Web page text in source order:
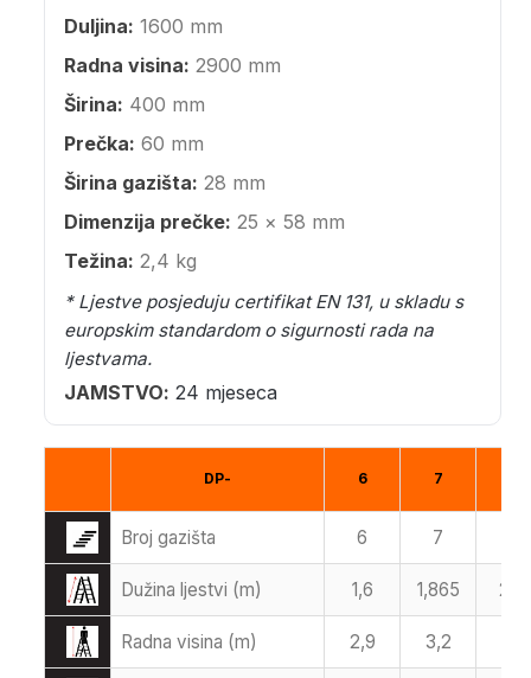
Duljina: 1600 mm
Radna visina: 2900 mm
Širina: 400 mm
Prečka: 60 mm
Širina gazišta: 28 mm
Dimenzija prečke: 25 × 58 mm
Težina: 2,4 kg
* Ljestve posjeduju certifikat EN 131, u skladu s
europskim standardom o sigurnosti rada na
ljestvama.
JAMSTVO: 24 mjeseca
DP- 6 7
Broj gazišta 6 7
Dužina ljestvi (m) 1,6 1,865 2,12
Radna visina (m) 2,9 3,2